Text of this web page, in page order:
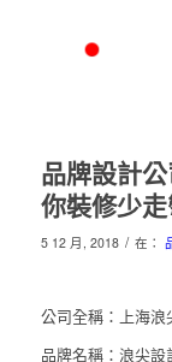
品牌設計
你裝修少
5 12 月, 2018 / 在：
公司全稱：上海浪
品牌名稱：浪尖設